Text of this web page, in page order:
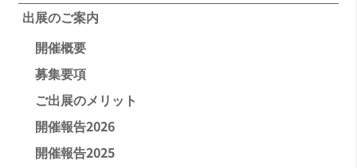
出展のご案内
開催概要
募集要項
ご出展のメリット
開催報告2026
開催報告2025